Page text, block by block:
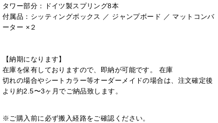
タワー部分：ドイツ製スプリング8本
付属品：シッティングボックス ／ ジャンプボード ／ マットコンバ
ーター ×２
【納期になります】
在庫を保有しておりますので、即納が可能です。 在庫
切れの場合やシートカラー等オーダーメイドの場合は、注文確定後
より約2.5〜3ヶ月でご納品致します。
※ご購入前に必ず搬入経路をご確認ください。